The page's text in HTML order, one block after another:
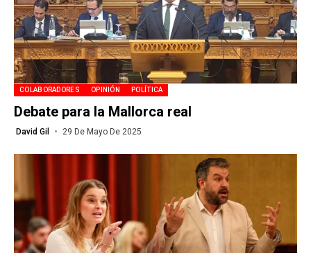
COLABORADORES OPINIÓN POLÍTICA
Debate para la Mallorca real
David Gil 29 De Mayo De 2025